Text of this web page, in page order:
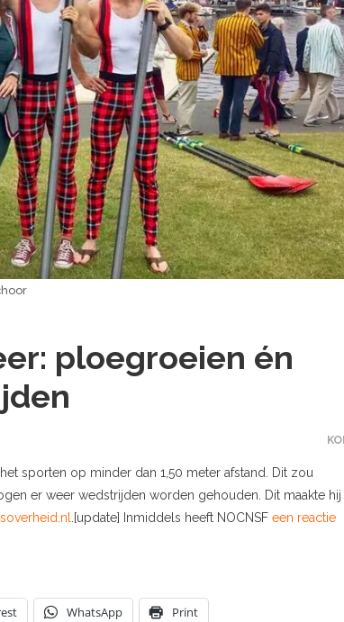
ploegroeien én
sporten op minder dan 1,50 meter afstand. Dit zou
er weer wedstrijden worden gehouden. Dit maakte hij
.[update] Inmiddels heeft NOCNSF een reactie
WhatsApp Print